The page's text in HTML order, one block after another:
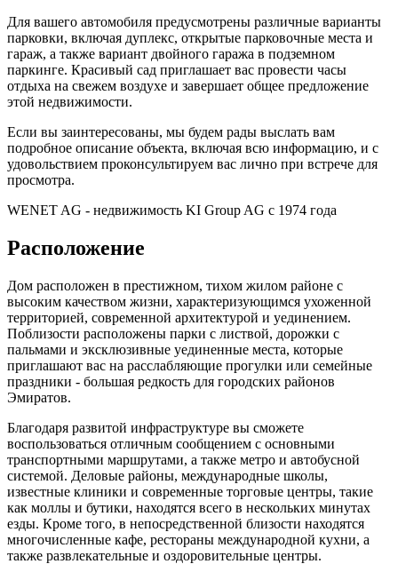
Для вашего автомобиля предусмотрены различные варианты
парковки, включая дуплекс, открытые парковочные места и
гараж, а также вариант двойного гаража в подземном
паркинге. Красивый сад приглашает вас провести часы
отдыха на свежем воздухе и завершает общее предложение
этой недвижимости.
Если вы заинтересованы, мы будем рады выслать вам
подробное описание объекта, включая всю информацию, и с
удовольствием проконсультируем вас лично при встрече для
просмотра.
WENET AG - недвижимость KI Group AG с 1974 года
Расположение
Дом расположен в престижном, тихом жилом районе с
высоким качеством жизни, характеризующимся ухоженной
территорией, современной архитектурой и уединением.
Поблизости расположены парки с листвой, дорожки с
пальмами и эксклюзивные уединенные места, которые
приглашают вас на расслабляющие прогулки или семейные
праздники - большая редкость для городских районов
Эмиратов.
Благодаря развитой инфраструктуре вы сможете
воспользоваться отличным сообщением с основными
транспортными маршрутами, а также метро и автобусной
системой. Деловые районы, международные школы,
известные клиники и современные торговые центры, такие
как моллы и бутики, находятся всего в нескольких минутах
езды. Кроме того, в непосредственной близости находятся
многочисленные кафе, рестораны международной кухни, а
также развлекательные и оздоровительные центры.